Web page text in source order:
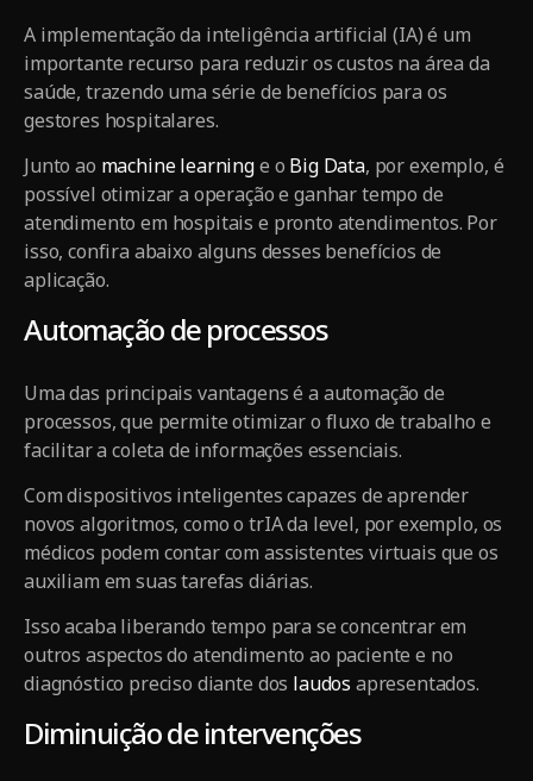
A implementação da inteligência artificial (IA) é um
importante recurso para reduzir os custos na área da
saúde, trazendo uma série de benefícios para os
gestores hospitalares.
Junto ao machine learninge o Big Data, por exemplo, é
possível otimizar a operação e ganhar tempo de
atendimento em hospitais e pronto atendimentos. Por
isso, confira abaixo alguns desses benefícios de
aplicação.
Automação de processos
Uma das principais vantagens é a automação de
processos, que permite otimizar o fluxo de trabalho e
facilitar a coleta de informações essenciais.
Com dispositivos inteligentes capazes de aprender
novos algoritmos, como o trIA da level, por exemplo, os
médicos podem contar com assistentes virtuais que os
auxiliam em suas tarefas diárias.
Isso acaba liberando tempo para se concentrar em
outros aspectos do atendimento ao paciente e no
diagnóstico preciso diante dos laudos apresentados.
Diminuição de intervenções